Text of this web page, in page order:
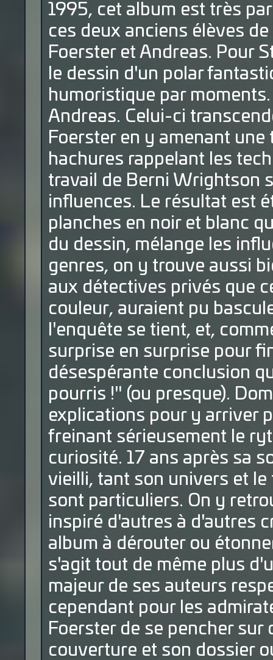
1995, cet album est très
ces deux anciens élèves
Foerster et Andreas. Pour
le dessin d'un polar
humoristique par
Andreas. Celui-ci
Foerster en y amenant
hachures rappelant les
travail de Berni Wrightson
influences. Le résultat est
planches en noir et blanc
du dessin, mélange les
genres, on y trouve aussi
aux détectives privés que
couleur, auraient pu
l'enquête se tient, et,
surprise en surprise pour
désespérante conclusion
pourris !" (ou presque).
explications pour y arriver
freinant sérieusement le
curiosité. 17 ans après sa
vieilli, tant son univers et
sont particuliers. On y
inspiré d'autres à d'autres
album à dérouter ou
s'agit tout de même plus
majeur de ses auteurs
cependant pour les
Foerster de se pencher
couverture et son dossier